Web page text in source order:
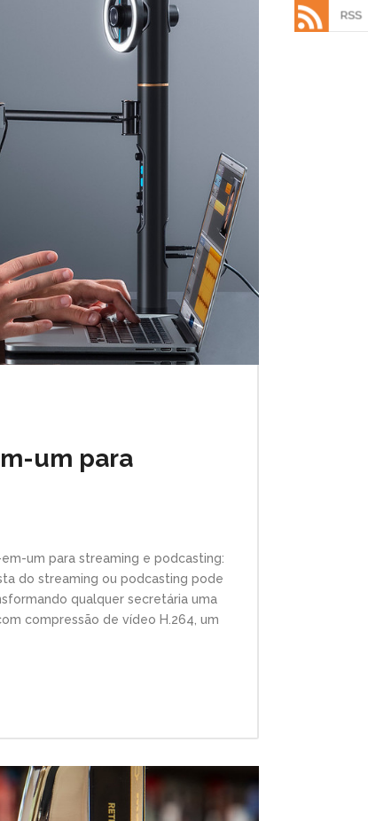
um para
um para streaming e podcasting:
do streaming ou podcasting pode
qualquer secretária uma
compressão de vídeo H.264, um